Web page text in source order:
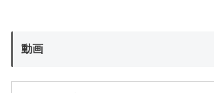
動画